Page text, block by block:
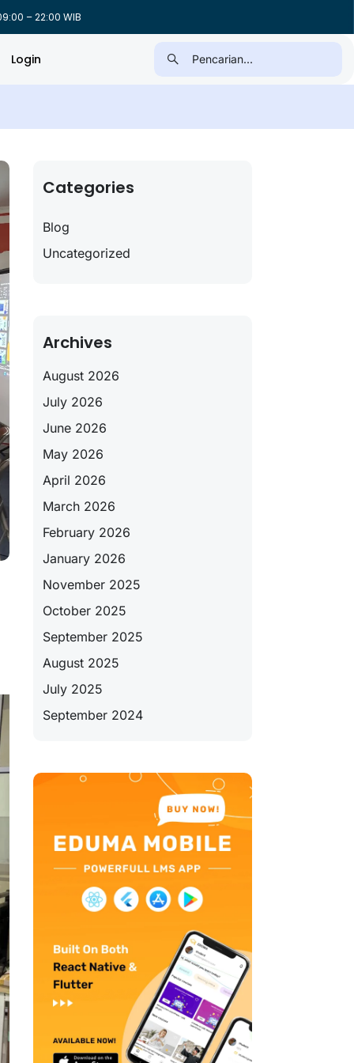
– 22:00 WIB
Login
Categories
Blog
Uncategorized
Archives
August 2026
July 2026
June 2026
May 2026
April 2026
March 2026
February 2026
January 2026
November 2025
October 2025
September 2025
August 2025
July 2025
September 2024